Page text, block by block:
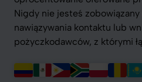
Nigdy nie jesteś zobowiązany
nawiązywania kontaktu lub
pożyczkodawców, z którymi